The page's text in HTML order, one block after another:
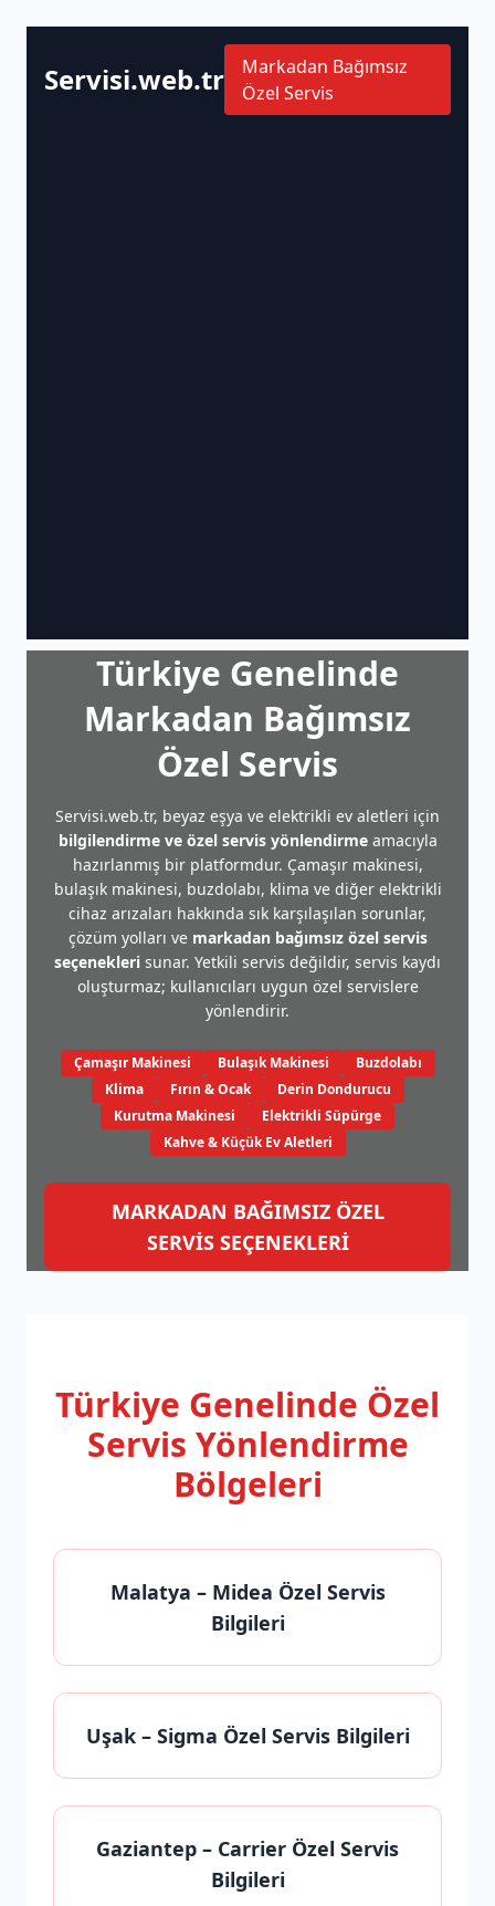
Servisi.web.tr
Markadan Bağımsız
Özel Servis
Türkiye Genelinde
Markadan Bağımsız
Özel Servis
Servisi.web.tr, beyaz eşya ve elektrikli ev aletleri için
bilgilendirme ve özel servis yönlendirmeamacıyla
hazırlanmış bir platformdur. Çamaşır makinesi,
bulaşık makinesi, buzdolabı, klima ve diğer elektrikli
cihaz arızaları hakkında sık karşılaşılan sorunlar,
çözüm yolları ve markadan bağımsız özel servis
seçenekleri sunar. Yetkili servis değildir, servis kaydı
oluşturmaz; kullanıcıları uygun özel servislere
yönlendirir.
Çamaşır Makinesi Bulaşık Makinesi
Buzdolabı
Klima
Fırın & Ocak
Derin Dondurucu
Kurutma Makinesi
Elektrikli Süpürge
Kahve & Küçük Ev Aletleri
MARKADAN BAĞIMSIZ ÖZEL
SERVİS SEÇENEKLERİ
Türkiye Genelinde Özel
Servis Yönlendirme
Bölgeleri
Malatya – Midea Özel Servis
Bilgileri
Uşak– Sigma Özel Servis Bilgileri
Gaziantep – Carrier Özel Servis
Bilgileri